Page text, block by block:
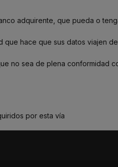
adquirente, que pueda o
hace que sus datos viajen
no sea de plena conformidad
por esta vía